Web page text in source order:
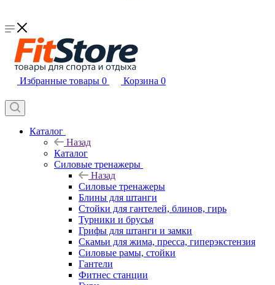
Избранные товары 0 Корзина 0
Каталог
Назад
Каталог
Силовые тренажеры
Назад
Силовые тренажеры
Блины для штанги
Стойки для гантелей, блинов, гирь
Турники и брусья
Грифы для штанги и замки
Скамьи для жима, пресса, гиперэкстензия
Силовые рамы, стойки
Гантели
Фитнес станции